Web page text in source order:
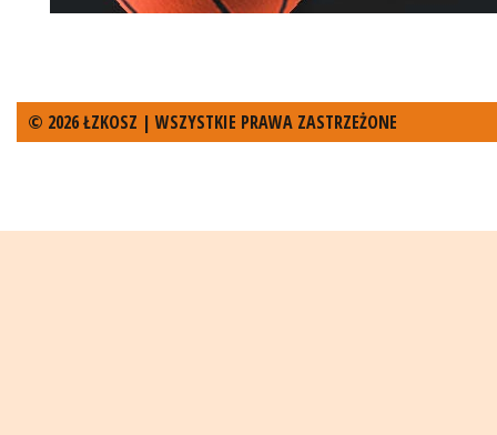
© 2026 ŁZKOSZ | WSZYSTKIE PRAWA ZASTRZEŻONE